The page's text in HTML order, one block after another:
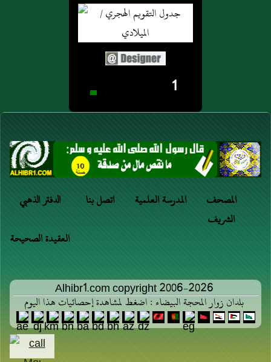
1
الدفتر الذهبي اتصل بنا المدرسة العلمية
المصحف
الشريف
العقيدة الصحيحة
Alhibr1.com copyright 2006-2026
بلدان زوار المحجة البيضاء : اضغط لمشاهدة إحصائيات هذا اليوم